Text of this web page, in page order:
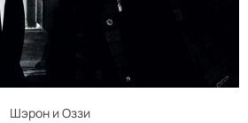
Шэрон и Оззи